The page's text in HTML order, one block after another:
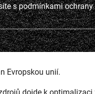
spodmínkami
Evropskou unií.